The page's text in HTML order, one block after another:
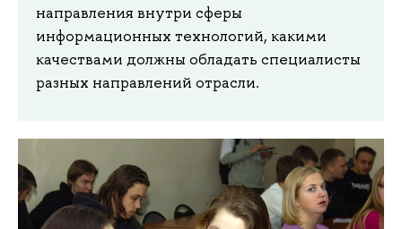
направления внутри сферы
информационных технологий, какими
качествами должны обладать специалисты
разных направлений отрасли.